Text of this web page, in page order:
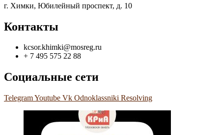
г. Химки, Юбилейный проспект, д. 10
Контакты
kcsor.khimki@mosreg.ru
+ 7 495 575 22 88
Социальные сети
TelegramYoutube Vk Odnoklassniki Resolving